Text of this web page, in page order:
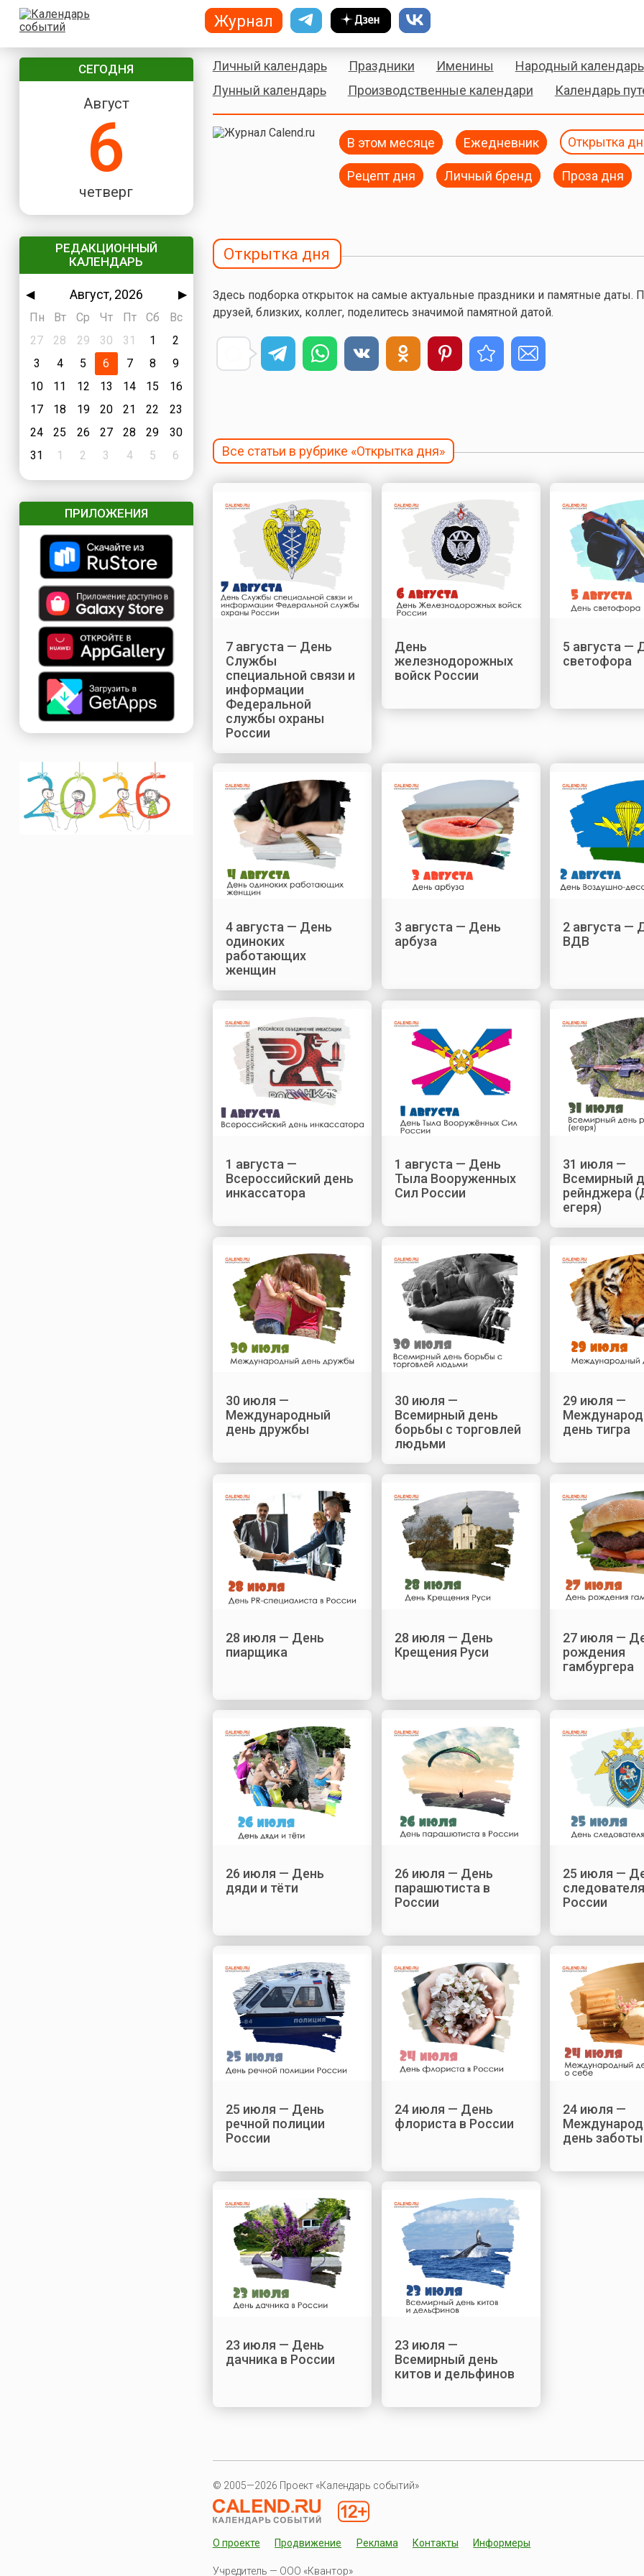
СЕГОДНЯ
Август
6
четверг
РЕДАКЦИОННЫЙ
КАЛЕНДАРЬ
◀ Август, 2026
▶
Пн
Вт Ср Чт Пт Сб
Вс
27
28 29 30 31 1
2
3
4 5 6 7 8
9
10
11 12 13 14 15
16
17
18 19 20 21 22
23
24
25 26 27 28 29
30
31
1 2 3 4 5 6
ПРИЛОЖЕНИЯ
Личный календарь Праздники Именины
Народный календарь
Лунный календарь
Производственные календари Календарь
В этом месяце Ежедневник Открытка
Рецепт дня Личный бренд Проза дня
Открытка дня
Здесь подборка открыток на самые актуальные праздники и памятные даты.
друзей, близких, коллег, поделитесь значимой памятной датой.
Все статьи в рубрике «Открытка дня»
7 августа — День
Службы
специальной связи и
информации
Федеральной
службы охраны
России
День
железнодорожных
войск России
5 августа —
светофора
4 августа — День
одиноких
работающих
женщин
3 августа — День
арбуза
2 августа —
ВДВ
1 августа —
Всероссийский день
инкассатора
1 августа — День
Тыла Вооруженных
Сил России
31 июля —
Всемирный
рейнджера
егеря)
30 июля —
Международный
день дружбы
30 июля —
Всемирный день
борьбы с торговлей
людьми
29 июля —
день тигра
28 июля — День
пиарщика
28 июля — День
Крещения Руси
27 июля —
рождения
гамбургера
26 июля — День
дяди и тёти
26 июля — День
парашютиста в
России
25 июля —
России
25 июля — День
речной полиции
России
24 июля — День
флориста в России
24 июля —
день
23 июля — День
дачника в России
23 июля —
Всемирный день
китов и дельфинов
© 2005—2026 Проект «Календарь событий»
О проекте Продвижение Реклама Контакты Информеры
Учредитель — ООО «Квантор»
Журнал